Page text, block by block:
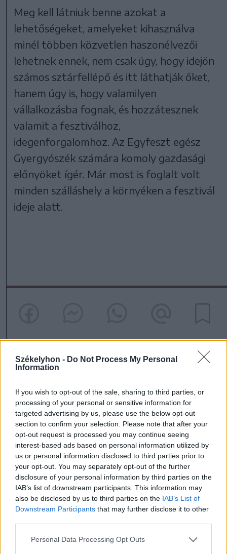
Székelyhon - Do Not Process My Personal
Information
If you wish to opt-out of the sale, sharing to third parties, or
processing of your personal or sensitive information for
targeted advertising by us, please use the below opt-out
section to confirm your selection. Please note that after your
opt-out request is processed you may continue seeing
interest-based ads based on personal information utilized by
us or personal information disclosed to third parties prior to
your opt-out. You may separately opt-out of the further
disclosure of your personal information by third parties on the
IAB’s list of downstream participants. This information may
also be disclosed by us to third parties on the IAB’s List of
Downstream Participants that may further disclose it to other
Personal Data Processing Opt Outs
Meg kell látniuk benne azokat a
lehetőségeket, amelyeket kihasználva
minél többen közvetlen haszonélvezői
lehetnek ennek, nem csak úgy, hogy idejön
számos sztárfellépő és itt láthatják őket,
hanem úgy is, hogy valamilyen
vállalkozásba fognak, és hozzátesznek
valamit a fesztiválhoz,
idegenforgalomhoz. Az Egyfeszt egész
Gyergyószék számára komoly gazdasági
előnyöket ígér. Már most is foglalt volt
minden szálláshely a környéken a fesztivál
ideje alatt.
Ezek is érdekelhetik
Székelyhon
Tizenegy település maradhat
víz nélkül Udvarhelyszéken
Székelyhon